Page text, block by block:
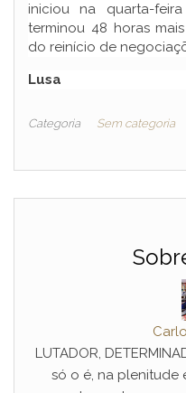
iniciou na quarta-
terminou 48 horas
do reinício de
Lusa
Categoria Sem categoria
LUTADOR,
só o é, na plenitude